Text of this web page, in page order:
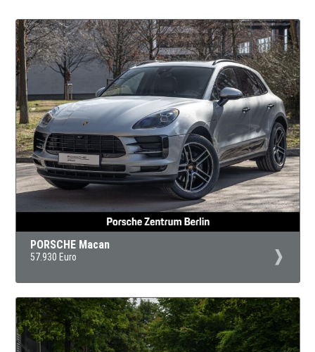
PORSCHE Macan
57.930 Euro